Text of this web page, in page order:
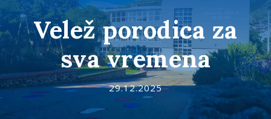
Velež porodica za
sva vremena
29.12.2025